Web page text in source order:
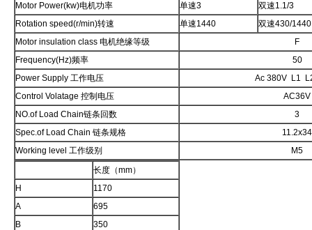
Motor Power(kw)电机功率
单速3
双速1.1/3
Rotation speed(r/min)转速
单速1440
双速430/1440
Motor insulation class 电机绝缘等级
F
Frequency(Hz)频率
50
Power Supply 工作电压
Ac 380V L1
Control Volatage 控制电压
AC36V
NO.of Load Chain链条回数
3
Spec.of Load Chain 链条规格
11.2x34
Working level 工作级别
M5
长度（mm）
H
1170
A
695
B
350